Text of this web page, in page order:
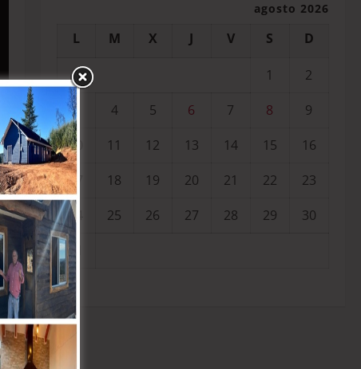
agosto 2026
L M X J V S D
1
2
3
4 5 6 7 8
9
10
11 12 13 14 15
16
17
18 19 20 21 22
23
24
25 26 27 28 29
30
31
« Jul